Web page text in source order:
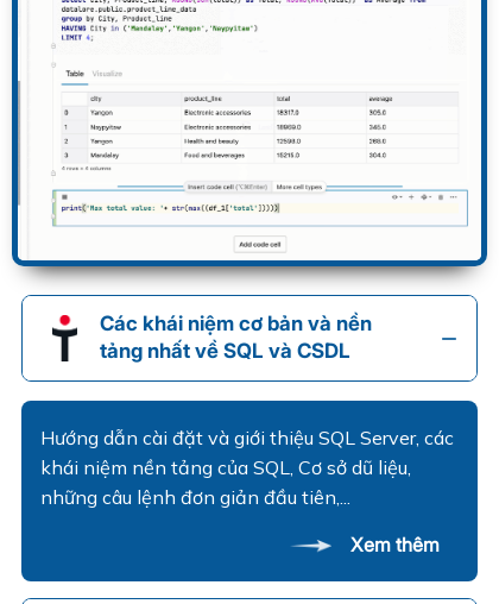
Hướng dẫn cài đặt và giới thiệu SQL Server, các
khái niệm nền tảng của SQL, Cơ sở dũ liệu,
những câu lệnh đơn giản đầu tiên,...
Xem thêm
Các khái niệm cơ bản và nền
tảng nhất về SQL và CSDL